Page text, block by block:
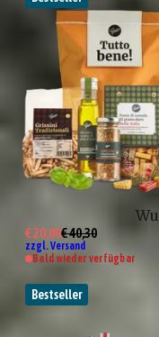
€ 20,00€ 40,30
zzgl. Versand
Bald wieder verfügbar
Bestseller